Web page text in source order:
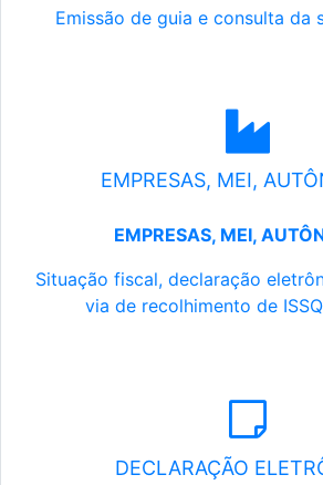
Emissão de guia e consulta da
EMPRESAS, MEI,
EMPRESAS, MEI,
Situação fiscal, declaração
via de recolhimento de
DECLARAÇÃO